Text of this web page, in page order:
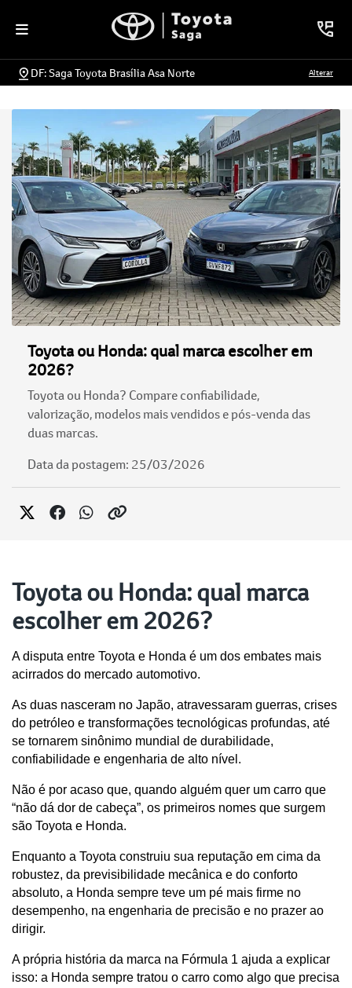
DF: Saga Toyota Brasília Asa Norte Alterar
Toyota ou Honda: qual marca escolher em
2026?
Toyota ou Honda? Compare confiabilidade,
valorização, modelos mais vendidos e pós-venda das
duas marcas.
Data da postagem: 25/03/2026
Toyota ou Honda: qual marca
escolher em 2026?
A disputa entre Toyota e Honda é um dos embates mais
acirrados do mercado automotivo.
As duas nasceram no Japão, atravessaram guerras, crises
do petróleo e transformações tecnológicas profundas, até
se tornarem sinônimo mundial de durabilidade,
confiabilidade e engenharia de alto nível.
Não é por acaso que, quando alguém quer um carro que
“não dá dor de cabeça”, os primeiros nomes que surgem
são Toyota e Honda.
Enquanto a Toyota construiu sua reputação em cima da
robustez, da previsibilidade mecânica e do conforto
absoluto, a Honda sempre teve um pé mais firme no
desempenho, na engenharia de precisão e no prazer ao
dirigir.
A própria história da marca na Fórmula 1 ajuda a explicar
isso: a Honda sempre tratou o carro como algo que precisa